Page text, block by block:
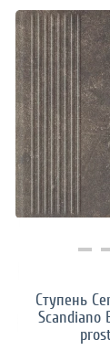
Купить в
Ступень
Scandiano